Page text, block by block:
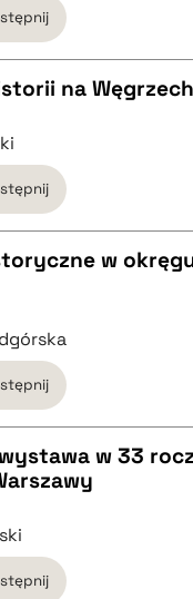
na Węgrzech
w
w 33